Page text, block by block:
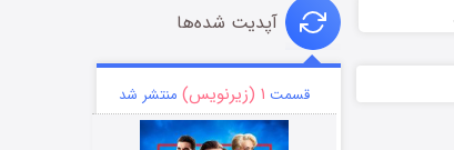
آپدیت شده‌ها
قسمت ۱ (زیرنویس) منتشر شد